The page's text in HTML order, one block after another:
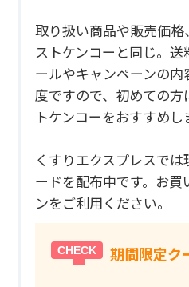
取り扱い商品や販売価
ストケンコーと同じ。
ールやキャンペーンの
度ですので、初めての
トケンコーをおすすめし
くすりエクスプレスで
ードを配布中です。お
ンをご利用ください。
期間限定ク